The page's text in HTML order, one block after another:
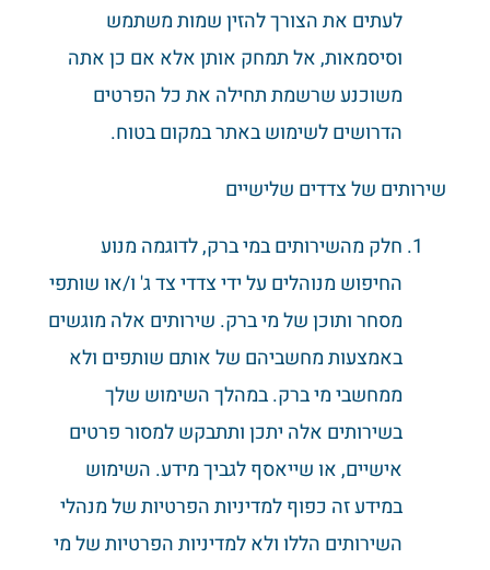
לעתים את הצורך להזין שמות משתמש
וסיסמאות, אל תמחק אותן אלא אם כן אתה
משוכנע שרשמת תחילה את כל הפרטים
הדרושים לשימוש באתר במקום בטוח.
שירותים של צדדים שלישיים
חלק מהשירותים במי ברק, לדוגמה מנוע
החיפוש מנוהלים על ידי צדדי צד ג' ו/או שותפי
מסחר ותוכן של מי ברק. שירותים אלה מוגשים
באמצעות מחשביהם של אותם שותפים ולא
ממחשבי מי ברק. במהלך השימוש שלך
בשירותים אלה יתכן ותתבקש למסור פרטים
אישיים, או שייאסף לגביך מידע. השימוש
במידע זה כפוף למדיניות הפרטיות של מנהלי
השירותים הללו ולא למדיניות הפרטיות של מי